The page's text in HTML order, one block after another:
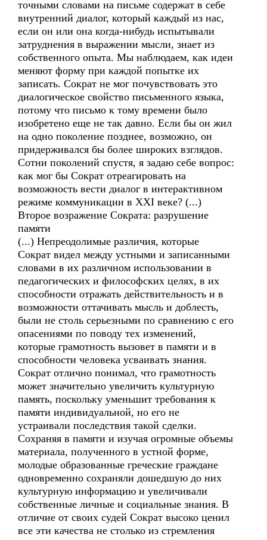
точными словами на письме содержат в себе
внутренний диалог, который каждый из нас,
если он или она когда-нибудь испытывали
затруднения в выражении мысли, знает из
собственного опыта. Мы наблюдаем, как идеи
меняют форму при каждой попытке их
записать. Сократ не мог почувствовать это
диалогическое свойство письменного языка,
потому что письмо к тому времени было
изобретено еще не так давно. Если бы он жил
на одно поколение позднее, возможно, он
придерживался бы более широких взглядов.
Сотни поколений спустя, я задаю себе вопрос:
как мог бы Сократ отреагировать на
возможность вести диалог в интерактивном
режиме коммуникации в XXI веке? (...)
Второе возражение Сократа: разрушение
памяти
(...) Непреодолимые различия, которые
Сократ видел между устными и записанными
словами в их различном использовании в
педагогических и философских целях, в их
способности отражать действительность и в
возможности оттачивать мысль и доблесть,
были не столь серьезными по сравнению с его
опасениями по поводу тех изменений,
которые грамотность вызовет в памяти и в
способности человека усваивать знания.
Сократ отлично понимал, что грамотность
может значительно увеличить культурную
память, поскольку уменьшит требования к
памяти индивидуальной, но его не
устраивали последствия такой сделки.
Сохраняя в памяти и изучая огромные объемы
материала, полученного в устной форме,
молодые образованные греческие граждане
одновременно сохраняли дошедшую до них
культурную информацию и увеличивали
собственные личные и социальные знания. В
отличие от своих судей Сократ высоко ценил
все эти качества не столько из стремления